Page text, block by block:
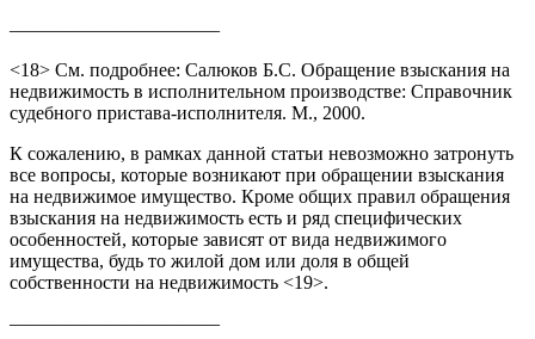
———————————
<18> См. подробнее: Салюков Б.С. Обращение взыскания на
недвижимость в исполнительном производстве: Справочник
судебного пристава-исполнителя. М., 2000.
К сожалению, в рамках данной статьи невозможно затронуть
все вопросы, которые возникают при обращении взыскания
на недвижимое имущество. Кроме общих правил обращения
взыскания на недвижимость есть и ряд специфических
особенностей, которые зависят от вида недвижимого
имущества, будь то жилой дом или доля в общей
собственности на недвижимость <19>.
———————————